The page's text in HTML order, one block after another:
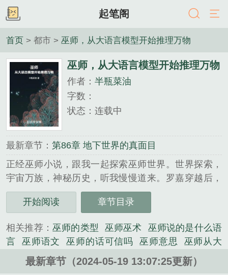
起笔阁
首页 > 都市 > 巫师，从大语言模型开始推理万物
巫师，从大语言模型开始推理万物
作者： 半瓶菜油
字数：
状态：连载中
最新章节： 第86章 地下世界的真面目
正经巫师小说，跟我一起探索巫师世界。世界探索，
宇宙万族，神秘历史，听我慢慢道来。罗嘉穿越后，
发现自己竟然在巫师学徒的试炼之中。但由于出身平
民，对巫师一无所知，更糟糕的是其他平民已经被同
着屋外的的云海，陷入了沉思。自己一定要活下去，
探索巫师知识，成为强大的巫师，带领巫师文明站上
宇宙之巅。多年后罗嘉环视了一圈中央图书馆的书
开始阅读 章节目录
相关推荐： 巫师的类型 巫师巫术
巫师说的是什么语
言
巫师语文 巫师的话可信吗 巫师意思
巫师从大
语言模型开始推理万物
巫师说的话 巫师大全
巫师课程 巫师是啥
最新章节（2024-05-19 13:07:25更新）